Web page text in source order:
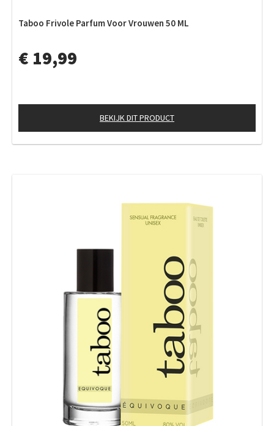
Taboo Frivole Parfum Voor Vrouwen 50 ML
€ 19,99
BEKIJK DIT PRODUCT